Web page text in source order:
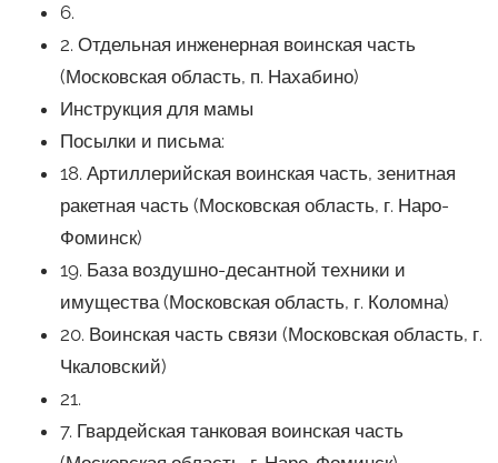
6.
2. Отдельная инженерная воинская часть
(Московская область, п. Нахабино)
Инструкция для мамы
Посылки и письма:
18. Артиллерийская воинская часть, зенитная
ракетная часть (Московская область, г. Наро-
Фоминск)
19. База воздушно-десантной техники и
имущества (Московская область, г. Коломна)
20. Воинская часть связи (Московская область, г.
Чкаловский)
21.
7. Гвардейская танковая воинская часть